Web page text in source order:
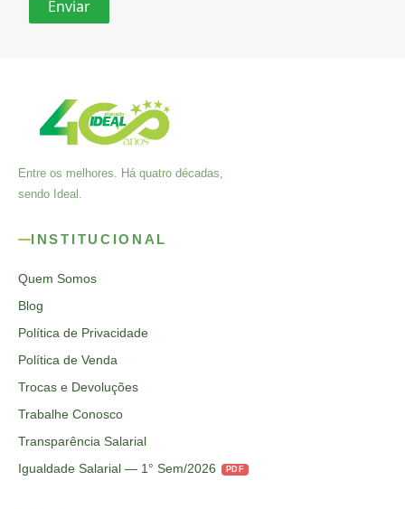
Entre os melhores. Há quatro décadas,
sendo Ideal.
INSTITUCIONAL
Quem Somos
Blog
Política de Privacidade
Política de Venda
Trocas e Devoluções
Trabalhe Conosco
Transparência Salarial
Igualdade Salarial — 1° Sem/2026
PDF